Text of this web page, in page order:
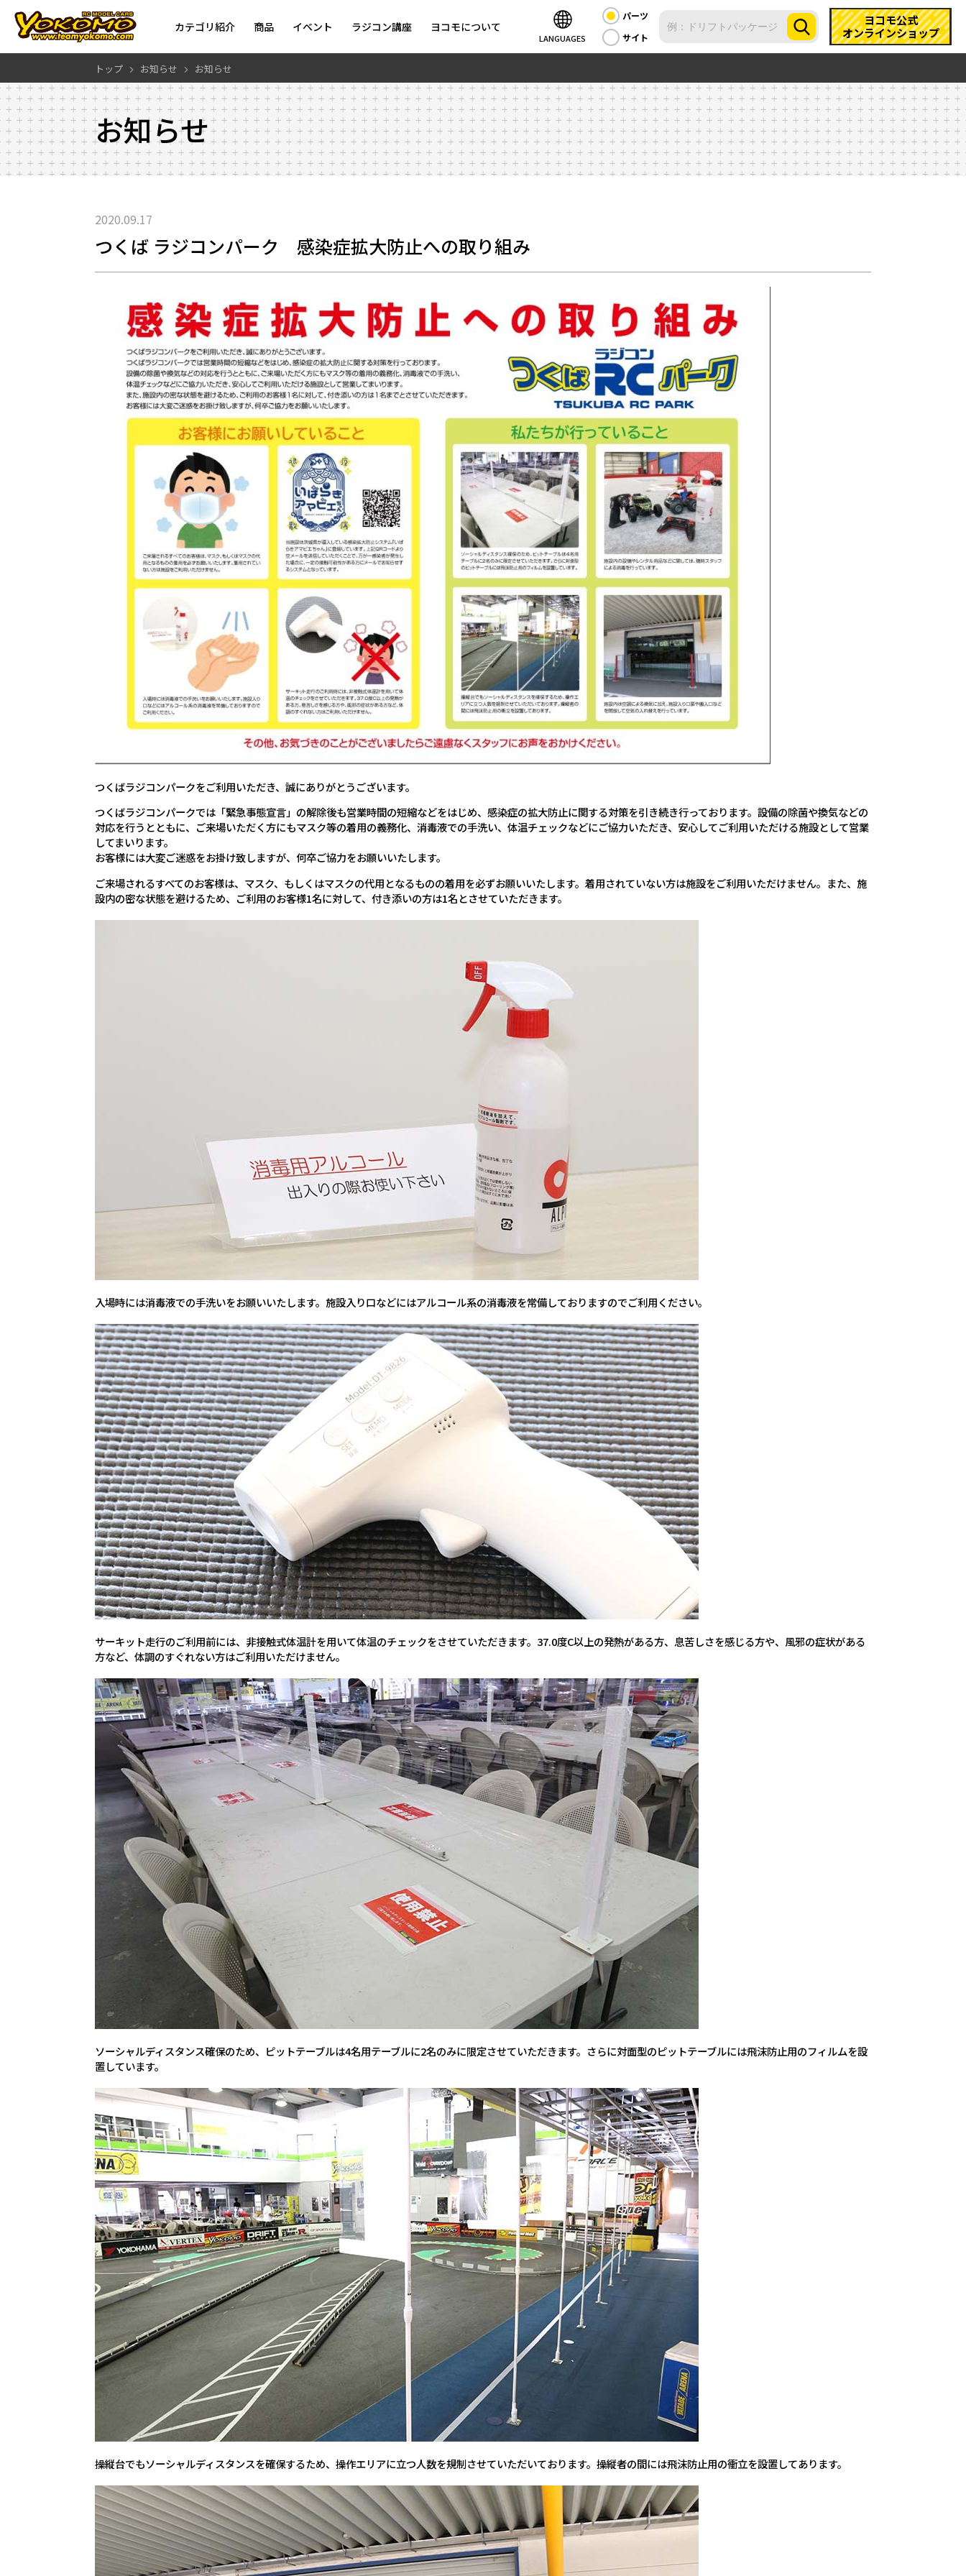
カテゴリ紹介 商品 イベント ラジコン講座 ヨコモについて
LANGUAGES
パーツ
サイト
ヨコモ公式
オンラインショップ
トップ お知らせ お知らせ
お知らせ
2020.09.17
つくば ラジコンパーク 感染症拡大防止への取り組み
つくばラジコンパークをご利用いただき、誠にありがとうございます。
つくばラジコンパークでは「緊急事態宣言」の解除後も営業時間の短縮などをはじめ、感染症の拡大防止に関する対策を引き続き行っております。設備の除菌や換気などの
対応を行うとともに、ご来場いただく方にもマスク等の着用の義務化、消毒液での手洗い、体温チェックなどにご協力いただき、安心してご利用いただける施設として営業
してまいります。
お客様には大変ご迷惑をお掛け致しますが、何卒ご協力をお願いいたします。
ご来場されるすべてのお客様は、マスク、もしくはマスクの代用となるものの着用を必ずお願いいたします。着用されていない方は施設をご利用いただけません。また、施
設内の密な状態を避けるため、ご利用のお客様1名に対して、付き添いの方は1名とさせていただきます。
入場時には消毒液での手洗いをお願いいたします。施設入り口などにはアルコール系の消毒液を常備しておりますのでご利用ください。
サーキット走行のご利用前には、非接触式体温計を用いて体温のチェックをさせていただきます。37.0度C以上の発熱がある方、息苦しさを感じる方や、風邪の症状がある
方など、体調のすぐれない方はご利用いただけません。
ソーシャルディスタンス確保のため、ピットテーブルは4名用テーブルに2名のみに限定させていただきます。さらに対面型のピットテーブルには飛沫防止用のフィルムを設
置しています。
操縦台でもソーシャルディスタンスを確保するため、操作エリアに立つ人数を規制させていただいております。操縦者の間には飛沫防止用の衝立を設置してあります。